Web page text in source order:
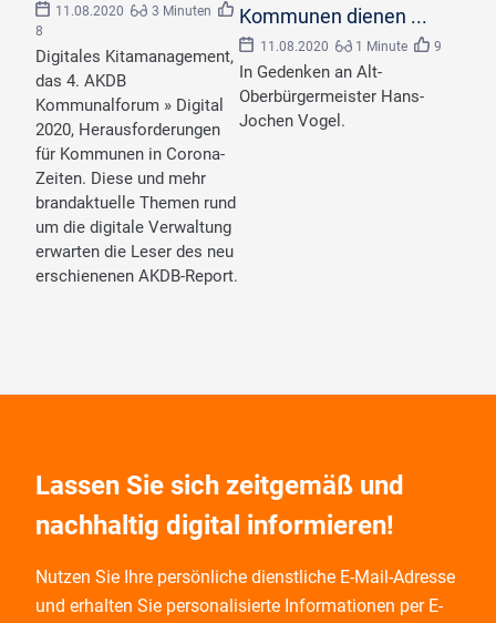
11.08.2020
3 Minuten
8
Digitales Kitamanagement,
das 4. AKDB
Kommunalforum » Digital
2020, Herausforderungen
für Kommunen in Corona-
Zeiten. Diese und mehr
brandaktuelle Themen rund
um die digitale Verwaltung
erwarten die Leser des neu
erschienenen AKDB-Report.
https://creativecommons.org/licenses/by-
sa/3.0/de/deed.en
Kommunen dienen ...
11.08.2020 1 Minute 9
In Gedenken an Alt-
Oberbürgermeister Hans-
Jochen Vogel.
Lassen Sie sich zeitgemäß und
nachhaltig digital informieren!
Nutzen Sie Ihre persönliche dienstliche E-Mail-Adresse
und erhalten Sie personalisierte Informationen per E-